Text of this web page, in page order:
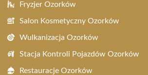
Fryzjer Ozorków
Salon Kosmetyczny Ozorków
Wulkanizacja Ozorków
Stacja Kontroli Pojazdów Ozorków
Restauracje Ozorków